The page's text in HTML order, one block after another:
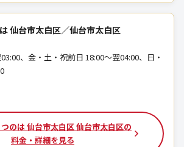
仙台市太白区／仙台市太白区
、金・土・祝前日 18:00～翌04:00、日・
のは 仙台市太白区 仙台市太白区の
料金・詳細を見る